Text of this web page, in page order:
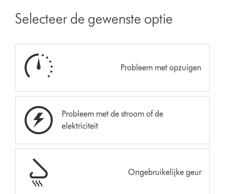
Selecteer de gewenste optie
Probleem met opzuigen
Probleem met de stroom of de
elektriciteit
Ongebruikelijke geur